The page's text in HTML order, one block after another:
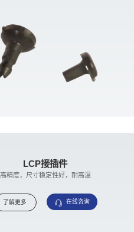
LCP接插件
高精度，尺寸稳定性好，耐高温
了解更多 在线咨询